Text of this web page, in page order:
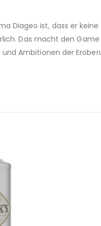
Diageo ist, dass er
Das macht den Game
Ambitionen der